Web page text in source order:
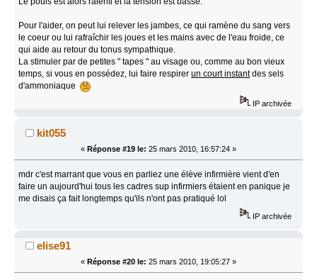
Pour l'aider, on peut lui relever les jambes, ce qui ramène du sang vers
le coeur ou lui rafraîchir les joues et les mains avec de l'eau froide, ce
qui aide au retour du tonus sympathique.
La stimuler par de petites " tapes " au visage ou, comme au bon vieux
temps, si vous en possédez, lui faire respirerun court instantdes sels
d'ammoniaque
IP archivée
kit055
« Réponse #19 le: 25 mars 2010, 16:57:24 »
mdr c'est marrant que vous en parliez une élève infirmière vient d'en
faire un aujourd'hui tous les cadres sup infirmiers étaient en panique je
me disais ça fait longtemps qu'ils n'ont pas pratiqué lol
IP archivée
elise91
« Réponse #20 le: 25 mars 2010, 19:05:27 »